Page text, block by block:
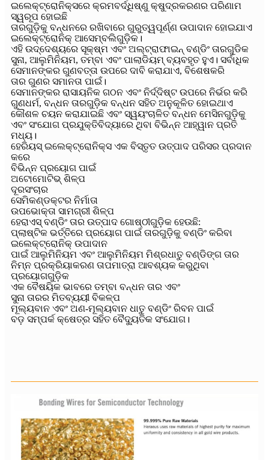
ଇଲେକ୍ଟ୍ରୋନିକ୍ସରେ କ୍ରମବର୍ଦ୍ଧିଷ୍ଣୁ କ୍ଷୁଦ୍ରକରଣର ପରିଣାମ
ସ୍ୱରୂପ ହୋଇଛି
ତାରଗୁଡ଼ିକୁ ବନ୍ଧନରେ ରଖିବାରେ ଗୁରୁତ୍ୱପୂର୍ଣ୍ଣ ଉପାଦାନ ହୋଇଯାଏ
ଇଲେକ୍ଟ୍ରୋନିକ୍ ଆସେମ୍ବଲିଗୁଡ଼ିକ।
ଏହି ଉଦ୍ଦେଶ୍ୟରେ ସୂକ୍ଷ୍ମ ଏବଂ ଅଲ୍ଟ୍ରାଫାଇନ୍ ବଣ୍ଡିଂ ତାରଗୁଡିକ
ସୁନା, ଆଲୁମିନିୟମ, ତମ୍ବା ଏବଂ ପାଲାଡିୟମ୍ ବ୍ୟବହୃତ ହୁଏ। ସର୍ବାଧିକ
ସେମାନଙ୍କର ଗୁଣବତ୍ତା ଉପରେ ଦାବି କରାଯାଏ, ବିଶେଷକରି
ତାର ଗୁଣର ସମାନତା ପାଇଁ।
ସେମାନଙ୍କର ରାସାୟନିକ ଗଠନ ଏବଂ ନିର୍ଦ୍ଦିଷ୍ଟ ଉପରେ ନିର୍ଭର କରି
ଗୁଣଧର୍ମ, ବନ୍ଧନ ତାରଗୁଡ଼ିକ ବନ୍ଧନ ସହିତ ଅନୁକୂଳିତ ହୋଇଥାଏ
କୌଶଳ ଚୟନ କରାଯାଇଛି ଏବଂ ସ୍ୱୟଂଚାଳିତ ବନ୍ଧନ ମେସିନଗୁଡ଼ିକୁ
ଏବଂ ସଂଯୋଗ ପ୍ରଯୁକ୍ତିବିଦ୍ୟାରେ ଥିବା ବିଭିନ୍ନ ଆହ୍ୱାନ ପ୍ରତି
ମଧ୍ୟ।
ହେରିୟସ୍ ଇଲେକ୍ଟ୍ରୋନିକ୍ସ ଏକ ବିସ୍ତୃତ ଉତ୍ପାଦ ପରିସର ପ୍ରଦାନ
କରେ
ବିଭିନ୍ନ ପ୍ରୟୋଗ ପାଇଁ
ଅଟୋମୋଟିଭ୍ ଶିଳ୍ପ
ଦୂରସଂଚାର
ସେମିକଣ୍ଡକ୍ଟର ନିର୍ମାତା
ଉପଭୋକ୍ତା ସାମଗ୍ରୀ ଶିଳ୍ପ
ହେରାଏସ୍ ବଣ୍ଡିଂ ତାର ଉତ୍ପାଦ ଗୋଷ୍ଠୀଗୁଡ଼ିକ ହେଉଛି:
ପ୍ଲାଷ୍ଟିକ ଭର୍ତ୍ତିରେ ପ୍ରୟୋଗ ପାଇଁ ତାରଗୁଡ଼ିକୁ ବଣ୍ଡିଂ କରିବା
ଇଲେକ୍ଟ୍ରୋନିକ୍ ଉପାଦାନ
ପାଇଁ ଆଲୁମିନିୟମ ଏବଂ ଆଲୁମିନିୟମ ମିଶ୍ରଧାତୁ ବଣ୍ଡିଙ୍ଗ ତାର
ନିମ୍ନ ପ୍ରକ୍ରିୟାକରଣ ତାପମାତ୍ରା ଆବଶ୍ୟକ କରୁଥିବା
ପ୍ରୟୋଗଗୁଡ଼ିକ
ଏକ ବୈଷୟିକ ଭାବରେ ତମ୍ବା ବନ୍ଧନ ତାର ଏବଂ
ସୁନା ତାରର ମିତବ୍ୟୟୀ ବିକଳ୍ପ
ମୂଲ୍ୟବାନ ଏବଂ ଅଣ-ମୂଲ୍ୟବାନ ଧାତୁ ବଣ୍ଡିଂ ରିବନ ପାଇଁ
ବଡ଼ ସମ୍ପର୍କ କ୍ଷେତ୍ର ସହିତ ବୈଦ୍ୟୁତିକ ସଂଯୋଗ।